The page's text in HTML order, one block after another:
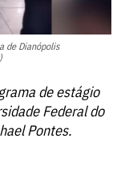
de Dianópolis
de estágio
Federal do
Pontes.